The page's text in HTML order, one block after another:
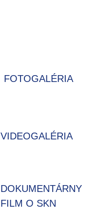
FOTOGALÉRIA
VIDEOGALÉRIA
DOKUMENTÁRNY
FILM O SKN